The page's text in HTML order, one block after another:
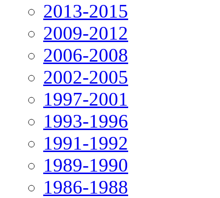
2013-2015
2009-2012
2006-2008
2002-2005
1997-2001
1993-1996
1991-1992
1989-1990
1986-1988